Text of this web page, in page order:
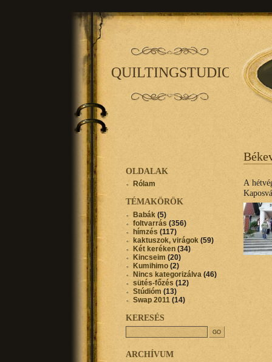
QUILTINGSTUDIO
A
OLDALAK
Rólam
TÉMAKÖRÖK
Babák (5)
foltvarrás (356)
hímzés (117)
kaktuszok, virágok (59)
Két keréken (34)
Kincseim (20)
Kumihimo (2)
Nincs kategorizálva (46)
sütés-főzés (12)
Stúdióm (13)
Swap 2011 (14)
KERESÉS
ARCHÍVUM